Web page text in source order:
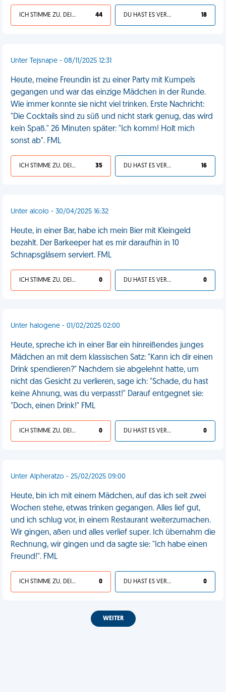
ICH STIMME ZU, DEIN LEBEN IST SCHEISSE 44 DU HAST ES VERDIENT 18
Unter Tejsnape - 08/11/2025 12:31
Heute, meine Freundin ist zu einer Party mit Kumpels
gegangen und war das einzige Mädchen in der Runde.
Wie immer konnte sie nicht viel trinken. Erste Nachricht:
"Die Cocktails sind zu süß und nicht stark genug, das wird
kein Spaß." 26 Minuten später: "Ich komm! Holt mich
sonst ab". FML
ICH STIMME ZU, DEIN LEBEN IST SCHEISSE 35 DU HAST ES VERDIENT 16
Unter alcolo - 30/04/2025 16:32
Heute, in einer Bar, habe ich mein Bier mit Kleingeld
bezahlt. Der Barkeeper hat es mir daraufhin in 10
Schnapsgläsern serviert. FML
ICH STIMME ZU, DEIN LEBEN IST SCHEISSE 0 DU HAST ES VERDIENT 0
Unter halogene - 01/02/2025 02:00
Heute, spreche ich in einer Bar ein hinreißendes junges
Mädchen an mit dem klassischen Satz: "Kann ich dir einen
Drink spendieren?" Nachdem sie abgelehnt hatte, um
nicht das Gesicht zu verlieren, sage ich: "Schade, du hast
keine Ahnung, was du verpasst!" Darauf entgegnet sie:
"Doch, einen Drink!" FML
ICH STIMME ZU, DEIN LEBEN IST SCHEISSE 0 DU HAST ES VERDIENT 0
Unter Alpheratzo - 25/02/2025 09:00
Heute, bin ich mit einem Mädchen, auf das ich seit zwei
Wochen stehe, etwas trinken gegangen. Alles lief gut,
und ich schlug vor, in einem Restaurant weiterzumachen.
Wir gingen, aßen und alles verlief super. Ich übernahm die
Rechnung, wir gingen und da sagte sie: "Ich habe einen
Freund!". FML
ICH STIMME ZU, DEIN LEBEN IST SCHEISSE 0 DU HAST ES VERDIENT 0
WEITER